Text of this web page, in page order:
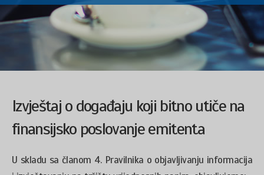
Izvještaj o događaju koji bitno utiče na
finansijsko poslovanje emitenta
U skladu sa članom 4. Pravilnika o objavljivanju informacija